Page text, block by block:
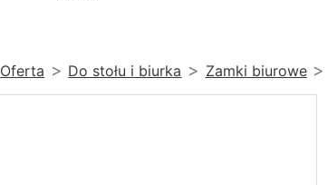
Oferta Do stołu i biurka Zamki biurowe